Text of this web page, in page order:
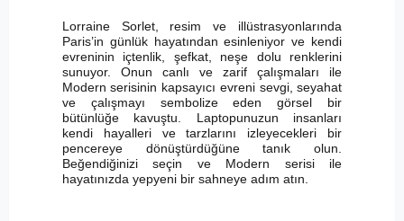
Lorraine Sorlet, resim ve illüstrasyonlarında
Paris’in günlük hayatından esinleniyor ve kendi
evreninin içtenlik, şefkat, neşe dolu renklerini
sunuyor. Onun canlı ve zarif çalışmaları ile
Modern serisinin kapsayıcı evreni sevgi, seyahat
ve çalışmayı sembolize eden görsel bir
bütünlüğe kavuştu. Laptopunuzun insanları
kendi hayalleri ve tarzlarını izleyecekleri bir
pencereye dönüştürdüğüne tanık olun.
Beğendiğinizi seçin ve Modern serisi ile
hayatınızda yepyeni bir sahneye adım atın.